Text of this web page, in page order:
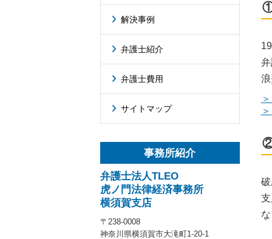
解決事例
弁護士紹介
弁護士費用
サイトマップ
事務所紹介
弁護士法人TLEO
虎ノ門法律経済事務所
横須賀支店
〒238-0008
神奈川県横須賀市大滝町1-20-1
②